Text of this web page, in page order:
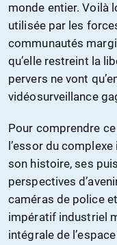
monde entier. Voilà
utilisée par les
communautés
qu’elle restreint la
pervers ne vont
vidéosurveillance
Pour comprendre
l’essor du
son histoire, ses
perspectives
caméras de police
impératif industriel
intégrale de